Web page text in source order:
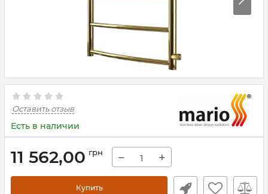
Оставить отзыв
Есть в наличии
11 562,00 грн − +
Купить